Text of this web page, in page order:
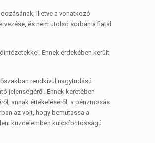
illetve a vonatkozó
és nem utolsó sorban a fiatal
Ennek érdekében került
rendkívül nagytudású
jelenségéről. Ennek keretében
annak értékeléséről, a pénzmosás
az volt, hogy bemutassa a
küzdelemben kulcsfontosságú